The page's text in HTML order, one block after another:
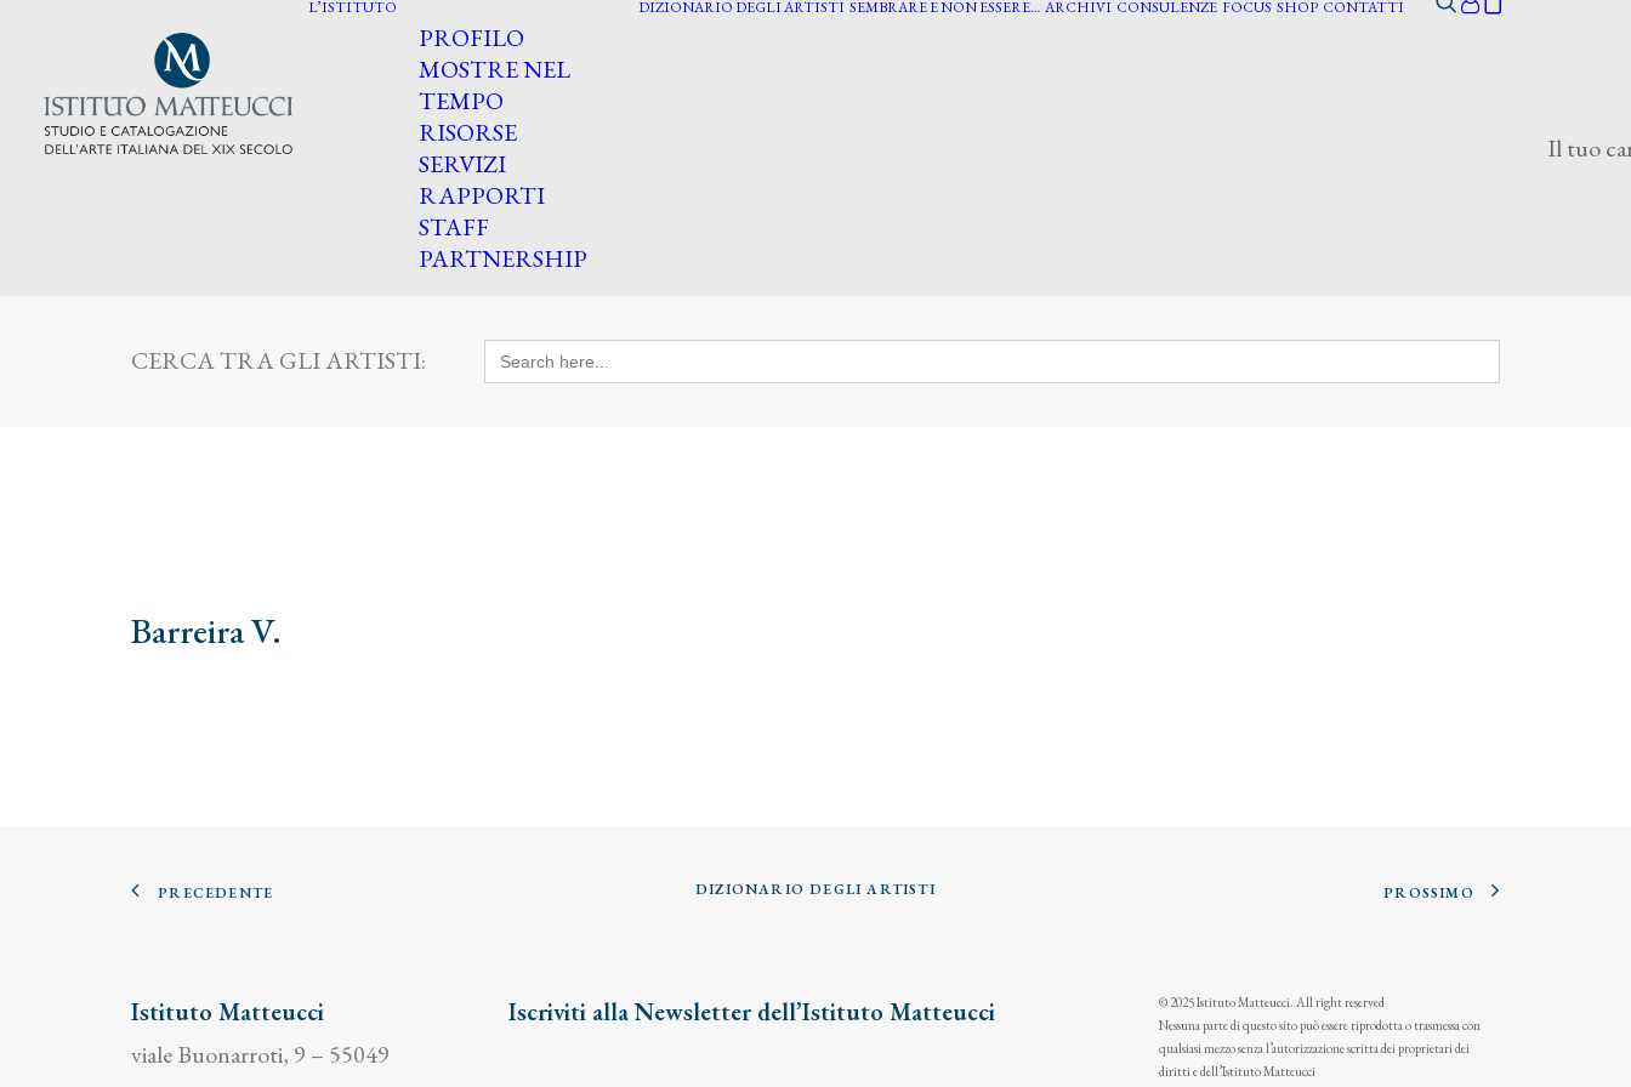
L’ISTITUTO
PROFILO
MOSTRE NEL
TEMPO
RISORSE
SERVIZI
RAPPORTI
STAFF
PARTNERSHIP
DIZIONARIO DEGLI ARTISTI SEMBRARE E NON ESSERE… ARCHIVI CONSULENZE FOCUS SHOP CONTATTI
Il tuo
CERCA TRA GLI ARTISTI: Search
for:
Barreira V.
PRECEDENTE DIZIONARIO DEGLI ARTISTI PROSSIMO
Istituto Matteucci
viale Buonarroti, 9 – 55049
Iscriviti alla Newsletter dell’Istituto Matteucci
© 2025 Istituto Matteucci. All right reserved
Nessuna parte di questo sito può essere riprodotta o trasmessa con
qualsiasi mezzo senza l’autorizzazione scritta dei proprietari dei
diritti e dell’Istituto Matteucci